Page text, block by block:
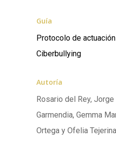
Guía
Protocolo de
Ciberbullying
Autoría
Rosario del Rey,
Garmendia, Gemma
Ortega y Ofelia Tejerina